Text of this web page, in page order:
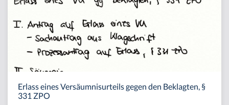
Erlass eines Versäumnisurteils gegen den Beklagten, §
331 ZPO